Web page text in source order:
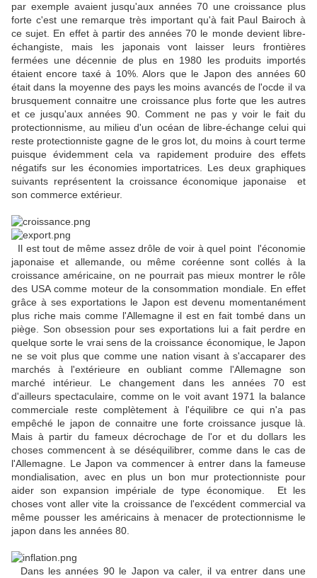
par exemple avaient jusqu'aux années 70 une croissance plus
forte c'est une remarque très important qu'à fait Paul Bairoch à
ce sujet. En effet à partir des années 70 le monde devient libre-
échangiste, mais les japonais vont laisser leurs frontières
fermées une décennie de plus en 1980 les produits importés
étaient encore taxé à 10%. Alors que le Japon des années 60
était dans la moyenne des pays les moins avancés de l'ocde il va
brusquement connaitre une croissance plus forte que les autres
et ce jusqu'aux années 90. Comment ne pas y voir le fait du
protectionnisme, au milieu d'un océan de libre-échange celui qui
reste protectionniste gagne de le gros lot, du moins à court terme
puisque évidemment cela va rapidement produire des effets
négatifs sur les économies importatrices. Les deux graphiques
suivants représentent la croissance économique japonaise et
son commerce extérieur.
Il est tout de même assez drôle de voir à quel point l'économie
japonaise et allemande, ou même coréenne sont collés à la
croissance américaine, on ne pourrait pas mieux montrer le rôle
des USA comme moteur de la consommation mondiale. En effet
grâce à ses exportations le Japon est devenu momentanément
plus riche mais comme l'Allemagne il est en fait tombé dans un
piège. Son obsession pour ses exportations lui a fait perdre en
quelque sorte le vrai sens de la croissance économique, le Japon
ne se voit plus que comme une nation visant à s'accaparer des
marchés à l'extérieure en oubliant comme l'Allemagne son
marché intérieur. Le changement dans les années 70 est
d'ailleurs spectaculaire, comme on le voit avant 1971 la balance
commerciale reste complètement à l'équilibre ce qui n'a pas
empêché le japon de connaitre une forte croissance jusque là.
Mais à partir du fameux décrochage de l'or et du dollars les
choses commencent à se déséquilibrer, comme dans le cas de
l'Allemagne. Le Japon va commencer à entrer dans la fameuse
mondialisation, avec en plus un bon mur protectionniste pour
aider son expansion impériale de type économique. Et les
choses vont aller vite la croissance de l'excédent commercial va
même pousser les américains à menacer de protectionnisme le
japon dans les années 80.
Dans les années 90 le Japon va caler, il va entrer dans une